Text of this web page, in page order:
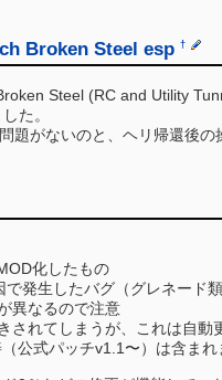
Broken Steel esp †
Steel (RC and Utility
た。
がないのと、ヘリ帰還後の
化したもの
発生したバグ（グレネード
異なるので注意
されてしまうが、これは自動
公式パッチv1.1〜）は含まれ